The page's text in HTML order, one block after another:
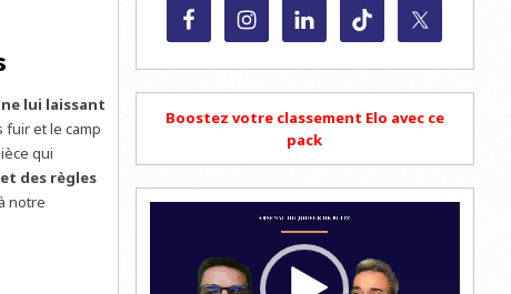
ne lui laissant
fuir et le camp
qui
des règles
notre
Boostez votre classement Elo avec ce
pack